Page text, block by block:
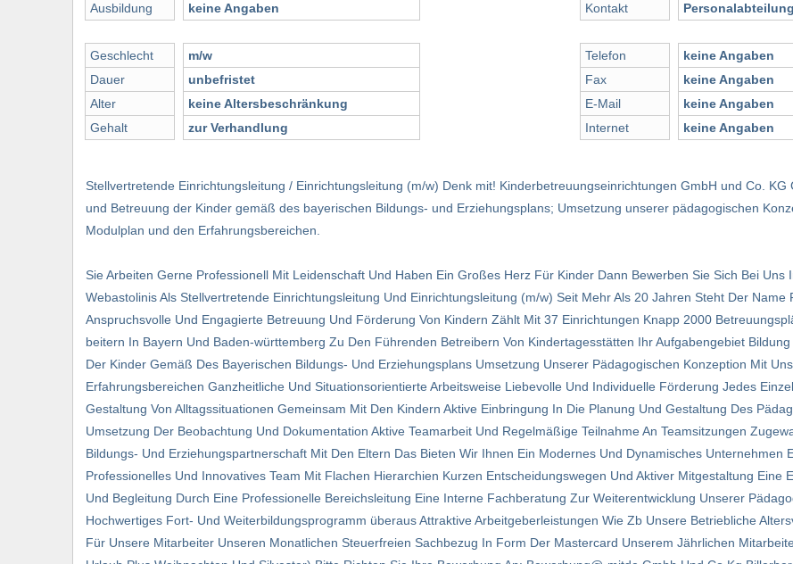
Ausbildung
Geschlecht
Dauer
Alter
Gehalt
keine Angaben
m/w
unbefristet
keine Altersbeschränkung
zur Verhandlung
Kontakt
Telefon
Fax
E-Mail
Internet
Personalabteilung
keine Angaben
keine Angaben
keine Angaben
keine Angaben
Stellvertretende Einrichtungsleitung / Einrichtungsleitung (m/w) Denk mit! Kinderbetreuungseinrichtungen GmbH und Co. KG
und Betreuung der Kinder gemäß des bayerischen Bildungs- und Erziehungsplans; Umsetzung unserer pädagogischen
Modulplan und den Erfahrungsbereichen.
Sie Arbeiten Gerne Professionell Mit Leidenschaft Und Haben Ein Großes Herz Für Kinder Dann Bewerben Sie Sich Bei Uns
Webastolinis Als Stellvertretende Einrichtungsleitung Und Einrichtungsleitung (m/w) Seit Mehr Als 20 Jahren Steht Der Name
Anspruchsvolle Und Engagierte Betreuung Und Förderung Von Kindern Zählt Mit 37 Einrichtungen Knapp 2000
beitern In Bayern Und Baden-württemberg Zu Den Führenden Betreibern Von Kindertagesstätten Ihr Aufgabengebiet
Der Kinder Gemäß Des Bayerischen Bildungs- Und Erziehungsplans Umsetzung Unserer Pädagogischen Konzeption Mit
Erfahrungsbereichen Ganzheitliche Und Situationsorientierte Arbeitsweise Liebevolle Und Individuelle Förderung Jedes
Gestaltung Von Alltagssituationen Gemeinsam Mit Den Kindern Aktive Einbringung In Die Planung Und Gestaltung Des
Umsetzung Der Beobachtung Und Dokumentation Aktive Teamarbeit Und Regelmäßige Teilnahme An Teamsitzungen
Bildungs- Und Erziehungspartnerschaft Mit Den Eltern Das Bieten Wir Ihnen Ein Modernes Und Dynamisches Unternehmen
Professionelles Und Innovatives Team Mit Flachen Hierarchien Kurzen Entscheidungswegen Und Aktiver Mitgestaltung Eine
Und Begleitung Durch Eine Professionelle Bereichsleitung Eine Interne Fachberatung Zur Weiterentwicklung Unserer
Hochwertiges Fort- Und Weiterbildungsprogramm überaus Attraktive Arbeitgeberleistungen Wie Zb Unsere Betriebliche
Für Unsere Mitarbeiter Unseren Monatlichen Steuerfreien Sachbezug In Form Der Mastercard Unserem Jährlichen